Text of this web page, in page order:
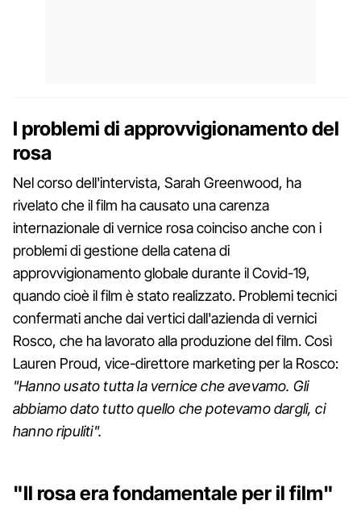
I problemi di approvvigionamento del
rosa
Nel corso dell'intervista, Sarah Greenwood, ha
rivelato che il film ha causato una carenza
internazionale di vernice rosa coinciso anche con i
problemi di gestione della catena di
approvvigionamento globale durante il Covid-19,
quando cioè il film è stato realizzato. Problemi tecnici
confermati anche dai vertici dall'azienda di vernici
Rosco, che ha lavorato alla produzione del film. Così
Lauren Proud, vice-direttore marketing per la Rosco:
"Hanno usato tutta la vernice che avevamo. Gli
abbiamo dato tutto quello che potevamo dargli, ci
hanno ripuliti".
"Il rosa era fondamentale per il film"